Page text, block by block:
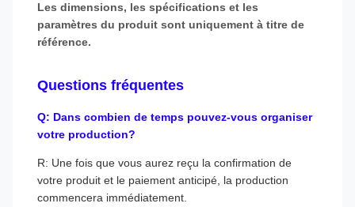
Les dimensions, les spécifications et les
paramètres du produit sont uniquement à titre de
référence.
Questions fréquentes
Q: Dans combien de temps pouvez-vous organiser
votre production?
R: Une fois que vous aurez reçu la confirmation de
votre produit et le paiement anticipé, la production
commencera immédiatement.